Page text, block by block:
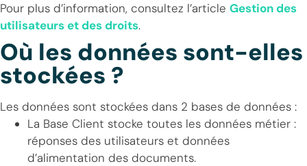
Pour plus d’information, consultez l’article Gestion des
utilisateurs et des droits.
Où les données sont-elles
stockées ?
Les données sont stockées dans 2 bases de données :
La Base Client stocke toutes les données métier :
réponses des utilisateurs et données
d’alimentation des documents.